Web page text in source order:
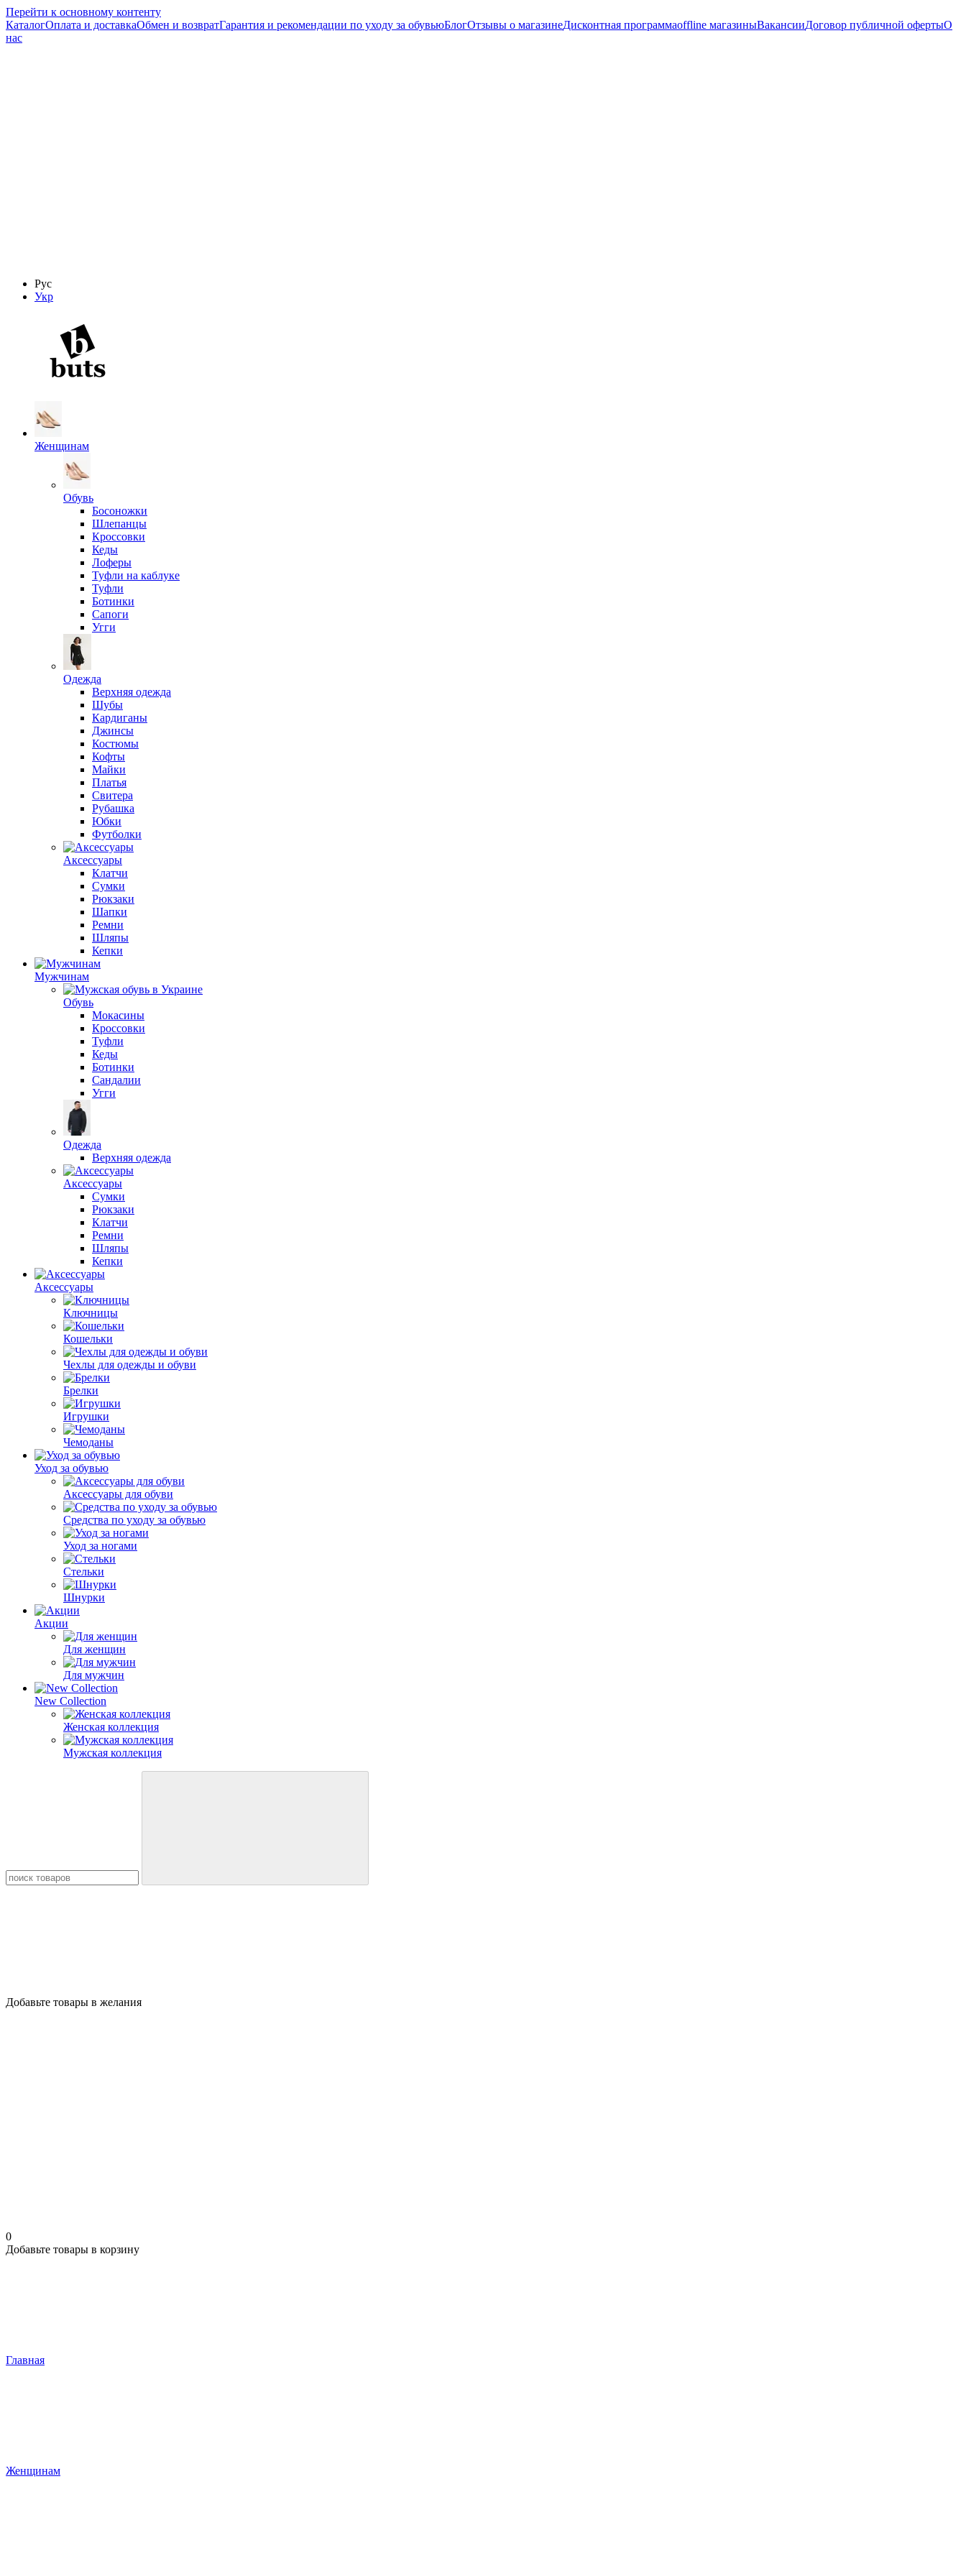
Перейти к основному контенту
КаталогОплата и доставкаОбмен и возвратГарантия и рекомендации по уходу за обувьюБлогОтзывы о магазинеДисконтная программаoffline магазиныВакансииДоговор публичной офертыО
нас
Рус
Укр
Женщинам
Обувь
Босоножки
Шлепанцы
Кроссовки
Кеды
Лоферы
Туфли на каблуке
Туфли
Ботинки
Сапоги
Угги
Одежда
Верхняя одежда
Шубы
Кардиганы
Джинсы
Костюмы
Кофты
Майки
Платья
Свитера
Рубашка
Юбки
Футболки
Аксессуары
Клатчи
Сумки
Рюкзаки
Шапки
Ремни
Шляпы
Кепки
Мужчинам
Обувь
Мокасины
Кроссовки
Туфли
Кеды
Ботинки
Сандалии
Угги
Одежда
Верхняя одежда
Аксессуары
Сумки
Рюкзаки
Клатчи
Ремни
Шляпы
Кепки
Аксессуары
Ключницы
Кошельки
Чехлы для одежды и обуви
Брелки
Игрушки
Чемоданы
Уход за обувью
Аксессуары для обуви
Средства по уходу за обувью
Уход за ногами
Стельки
Шнурки
Акции
Для женщин
Для мужчин
New Collection
Женская коллекция
Мужская коллекция
Добавьте товары в желания
0
Добавьте товары в корзину
Главная
Женщинам